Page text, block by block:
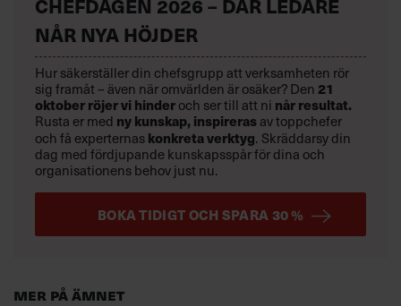
Mer på ämnet
CHEFDAGEN 2026 – DÄR LEDARE
NÅR NYA HÖJDER
Hur säkerställer din chefsgrupp att verksamheten rör
sig framåt – även när omvärlden är osäker? Den 21
oktoberröjer vi hinderoch ser till att ni når resultat.
Rusta er med ny kunskap, inspirerasav toppchefer
och få experternaskonkreta verktyg. Skräddarsy din
dag med fördjupande kunskapsspår för dina och
organisationens behov just nu.
BOKA TIDIGT OCH SPARA 30 %